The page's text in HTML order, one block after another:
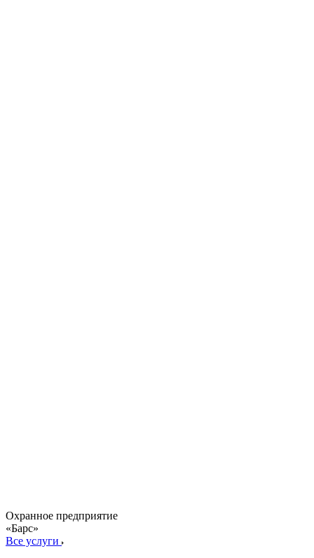
Охранное предприятие
«Барс»
Все услуги